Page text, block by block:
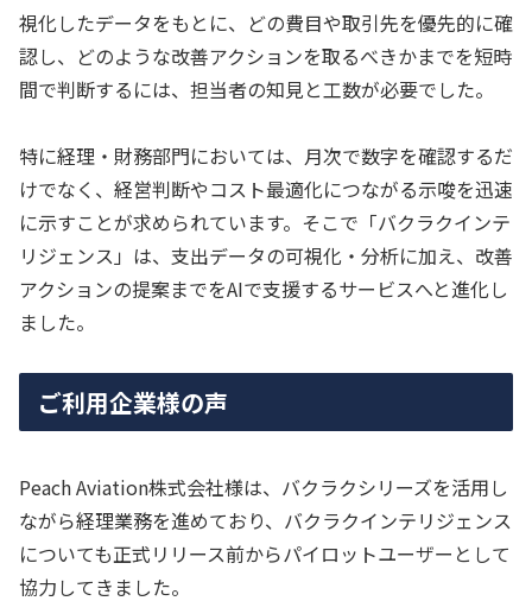
視化したデータをもとに、どの費目や取引先を優先的に確
認し、どのような改善アクションを取るべきかまでを短時
間で判断するには、担当者の知見と工数が必要でした。
特に経理・財務部門においては、月次で数字を確認するだ
けでなく、経営判断やコスト最適化につながる示唆を迅速
に示すことが求められています。そこで「バクラクインテ
リジェンス」は、支出データの可視化・分析に加え、改善
アクションの提案までをAIで支援するサービスへと進化し
ました。
ご利用企業様の声
Peach Aviation株式会社様は、バクラクシリーズを活用し
ながら経理業務を進めており、バクラクインテリジェンス
についても正式リリース前からパイロットユーザーとして
協力してきました。